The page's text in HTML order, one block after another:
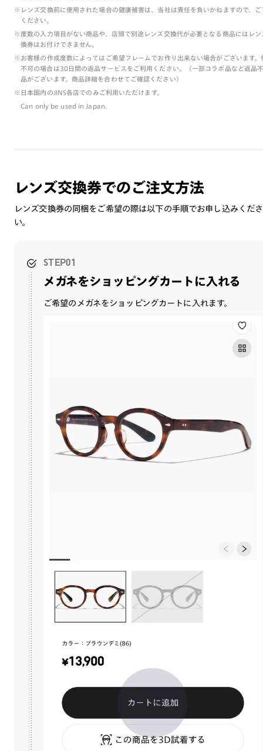
※レンズ交換前に使用された場合の健康被害は、当社は責任を負いかねますので、ご
ください。
※度数の入力項目がない商品や、店頭で別途レンズ交換代が必要となる商品にはレン
換券はお付けできません。
※お客様の作成度数によってはご希望フレームでお作り出来ない場合がございます。
不可の場合は30日間の返品サービスをご利用ください。（一部コラボ品など返品
品がございます。商品詳細を合わせてご確認ください）
※日本国内のJINS各店でのみご利用いただけます。
Can only be used in Japan.
レンズ交換券でのご注文方法
レンズ交換券の同梱をご希望の際は以下の手順でお申し込みくださ
い。
STEP01
メガネをショッピングカートに入れる
ご希望のメガネをショッピングカートに入れます。